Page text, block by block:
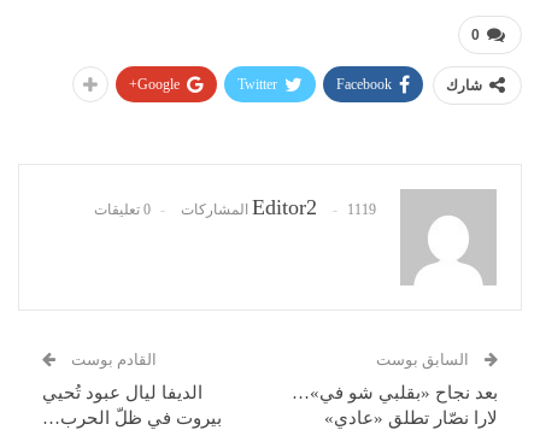
0
شارك Facebook
Twitter
Google+
Editor2 1119 المشاركات 0 تعليقات
السابق بوست
بعد نجاح «بقلبي شو في»…
لارا نصّار تطلق «عادي»
القادم بوست
الديفا ليال عبود تُحيي
بيروت في ظلّ الحرب…